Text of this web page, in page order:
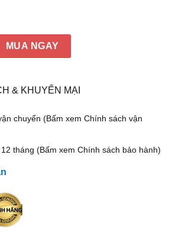
trí DKF có tủ đứng, ngăn kéo và chỗ để
MUA NGAY
& KHUYẾN MẠI
chuyển (Bấm xem Chính sách vận
tháng (Bấm xem Chính sách bảo hành)